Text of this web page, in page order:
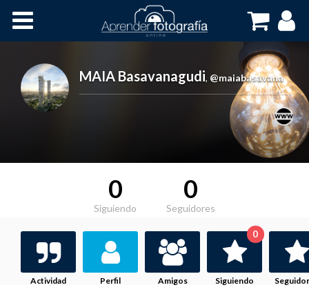
Cursos OnLine
MAIA Basavanagudi, @maiabasavana
0
Siguiendo
0
Seguidores
Actividad Perfil Amigos Siguiendo
0